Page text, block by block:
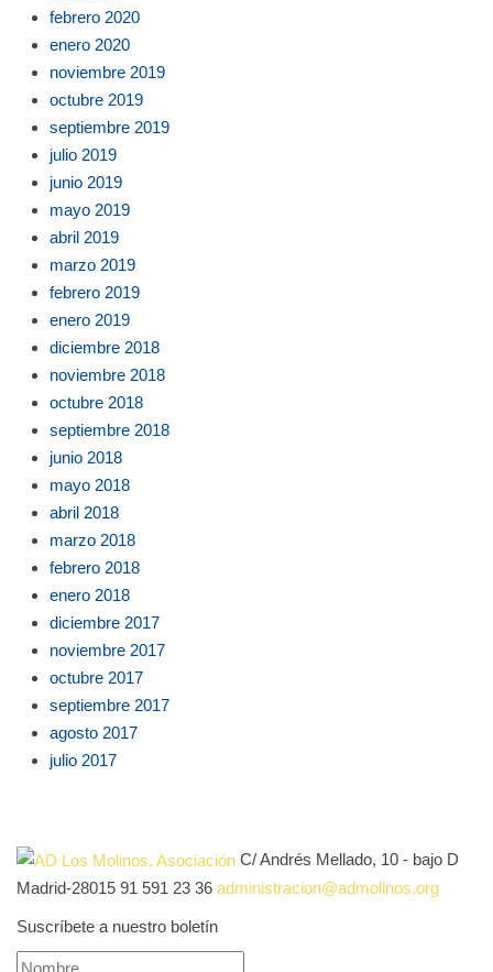
febrero 2020
enero 2020
noviembre 2019
octubre 2019
septiembre 2019
julio 2019
junio 2019
mayo 2019
abril 2019
marzo 2019
febrero 2019
enero 2019
diciembre 2018
noviembre 2018
octubre 2018
septiembre 2018
junio 2018
mayo 2018
abril 2018
marzo 2018
febrero 2018
enero 2018
diciembre 2017
noviembre 2017
octubre 2017
septiembre 2017
agosto 2017
julio 2017
C/ Andrés Mellado, 10 - bajo D
Madrid-28015 91 591 23 36 administracion@admolinos.org
Suscríbete a nuestro boletín